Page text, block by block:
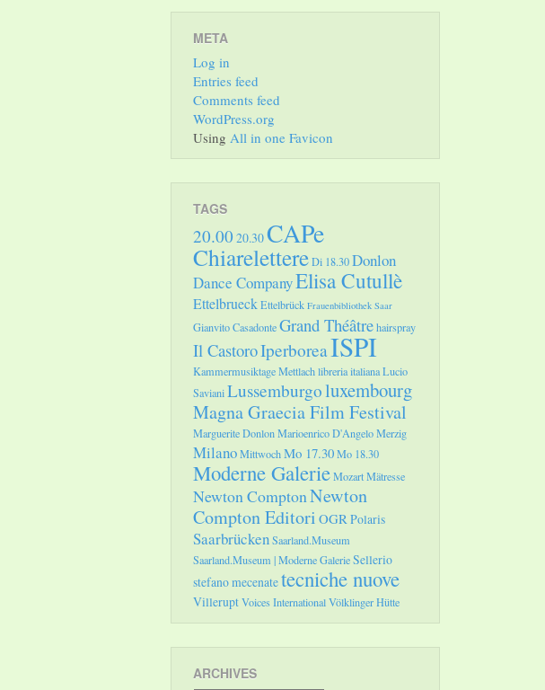
META
Log in
Entries feed
Comments feed
WordPress.org
Using All in one Favicon
TAGS
20.00 20.30CAPe
ChiarelettereDi 18.30Donlon
Dance CompanyElisa Cutullè
EttelbrueckEttelbrück Frauenbibliothek Saar
Gianvito CasadonteGrand Théâtrehairspray
Il CastoroIperboreaISPI
Kammermusiktage Mettlachlibreria italianaLucio
SavianiLussemburgoluxembourg
Magna Graecia Film Festival
Marguerite DonlonMarioenrico D'AngeloMerzig
MilanoMittwochMo 17.30Mo 18.30
Moderne GalerieMozartMätresse
Newton ComptonNewton
Compton Editori OGRPolaris
SaarbrückenSaarland.Museum
Saarland.Museum | Moderne GalerieSellerio
stefano mecenatetecniche nuove
VilleruptVoices InternationalVölklinger Hütte
ARCHIVES